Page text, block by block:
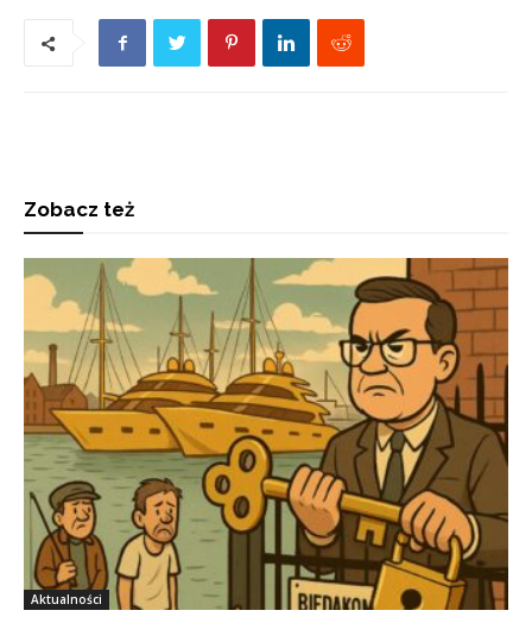
Zobacz też
Aktualności